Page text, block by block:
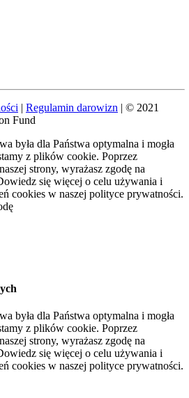
| Regulamin darowizn | © 2021
Fund
była dla Państwa optymalna i mogła
z plików cookie. Poprzez
strony, wyrażasz zgodę na
się więcej o celu używania i
cookies w naszej polityce prywatności.
była dla Państwa optymalna i mogła
z plików cookie. Poprzez
strony, wyrażasz zgodę na
się więcej o celu używania i
cookies w naszej polityce prywatności.